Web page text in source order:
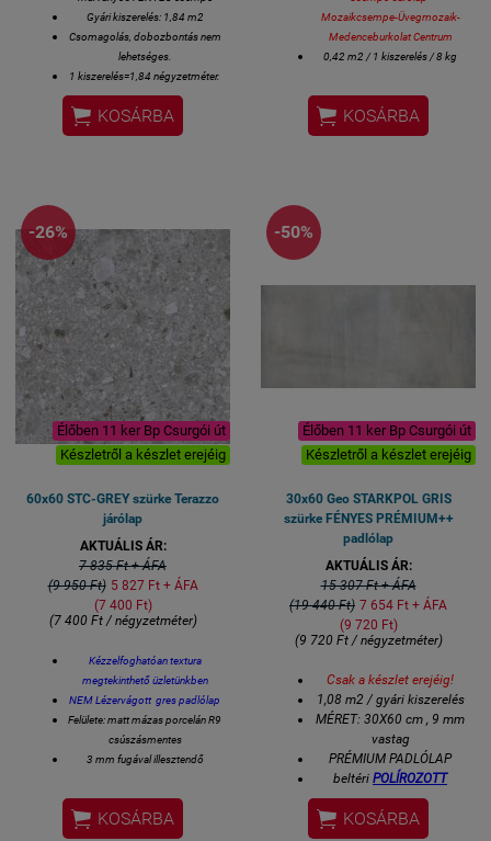
Gyári kiszerelés: 1,84 m2
Csomagolás, dobozbontás nem
lehetséges.
1 kiszerelés=1,84 négyzetméter.
 KOSÁRBA
Mozaikcsempe-Üvegmozaik-
Medenceburkolat Centrum
0,42 m2 / 1 kiszerelés / 8 kg
Fürdőszobai csempe, konyhai
csempe, éttermi design csempe
is,stb....
 KOSÁRBA
-26%
Élőben 11 ker Bp Csurgói út
Készletről a készlet erejéig
60x60 STC-GREY szürke Terazzo
járólap
AKTUÁLIS ÁR:
7 835 Ft + ÁFA
(9 950 Ft) 5 827 Ft + ÁFA
(7 400 Ft)
(7 400 Ft / négyzetméter)
Kézzelfoghatóan textura
megtekinthető üzletünkben
NEM Lézervágott gres padlólap
Felülete: matt mázas porcelán R9
csúszásmentes
3 mm fugával illesztendő
Vastagsága 8 mm
1 kiszerelés 4 lap azaz 1,44
négyzetméter
 KOSÁRBA
-50%
Élőben 11 ker Bp Csurgói út
Készletről a készlet erejéig
30x60 Geo STARKPOL GRIS
szürke FÉNYES PRÉMIUM++
padlólap
AKTUÁLIS ÁR:
15 307 Ft + ÁFA
(19 440 Ft) 7 654 Ft + ÁFA
(9 720 Ft)
(9 720 Ft / négyzetméter)
Csak a készlet erejéig!
1,08 m2 / gyári kiszerelés
MÉRET: 30X60 cm , 9 mm
vastag
PRÉMIUM PADLÓLAP
beltéri POLÍROZOTT
FÉNYESpadlólap
3-4 hét szállítási idő
bemutatótermünkben
 KOSÁRBA